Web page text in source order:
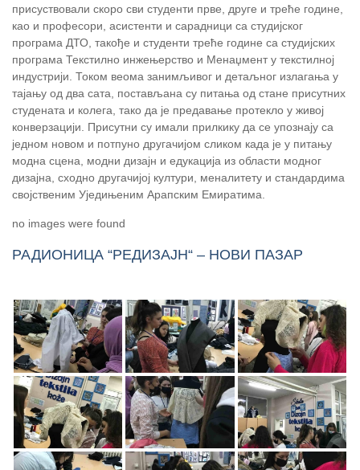
присуствовали скоро сви студенти прве, друге и треће године,
као и професори, асистенти и сарадници са студијског
програма ДТО, такође и студенти треће године са студијских
програма Текстилно инжењерство и Менаџмент у текстилној
индустрији. Током веома занимљивог и детаљног излагања у
тајању од два сата, постављана су питања од стане присутних
студената и колега, тако да је предавање протекло у живој
конверзацији. Присутни су имали прилкику да се упознају са
једном новом и потпуно другачијом сликом када је у питању
модна сцена, модни дизајн и едукација из области модног
дизајна, сходно другачијој култури, меналитету и стандардима
својственим Уједињеним Арапским Емиратима.
no images were found
РАДИОНИЦА “РЕДИЗАЈН“ – НОВИ ПАЗАР